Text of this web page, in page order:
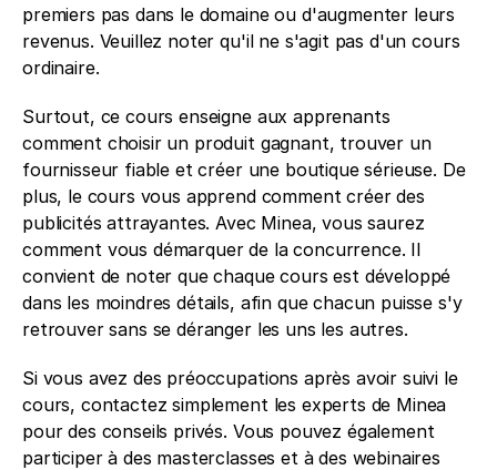
premiers pas dans le domaine ou d'augmenter leurs
revenus. Veuillez noter qu'il ne s'agit pas d'un cours
ordinaire.
Surtout, ce cours enseigne aux apprenants
comment choisir un produit gagnant, trouver un
fournisseur fiable et créer une boutique sérieuse. De
plus, le cours vous apprend comment créer des
publicités attrayantes. Avec Minea, vous saurez
comment vous démarquer de la concurrence. Il
convient de noter que chaque cours est développé
dans les moindres détails, afin que chacun puisse s'y
retrouver sans se déranger les uns les autres.
Si vous avez des préoccupations après avoir suivi le
cours, contactez simplement les experts de Minea
pour des conseils privés. Vous pouvez également
participer à des masterclasses et à des webinaires